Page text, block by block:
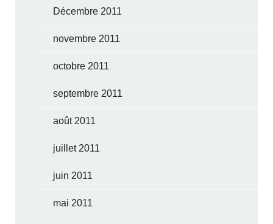
Décembre 2011
novembre 2011
octobre 2011
septembre 2011
août 2011
juillet 2011
juin 2011
mai 2011